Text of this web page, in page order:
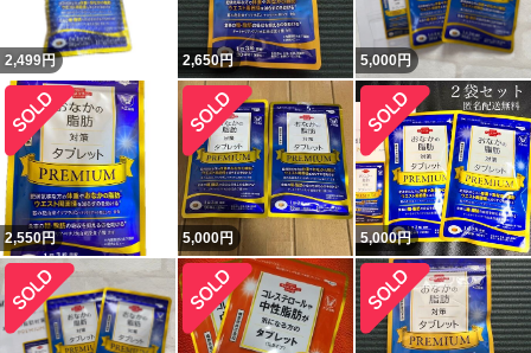
2,499円 2,650円 5,000円
2,550円 5,000円 5,000円